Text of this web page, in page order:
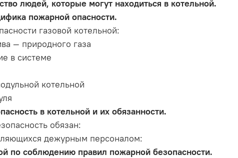
людей, которые могут находиться в котельной.
пожарной опасности.
газовой котельной:
— природного газа
в системе
котельной
в котельной и их обязанности.
обязан:
дежурным персоналом:
по соблюдению правил пожарной безопасности.